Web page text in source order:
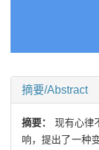
摘要/Abstract
摘要： 现有心律
响，提出了一种